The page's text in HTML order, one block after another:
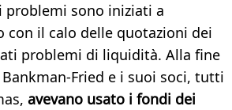
problemi sono iniziati a
con il calo delle quotazioni dei
problemi di liquidità. Alla fine
Fried e i suoi soci, tutti
avevano usato i fondi dei